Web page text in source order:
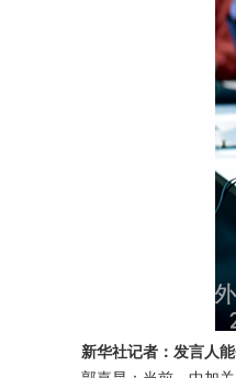
新华社记者：发言人